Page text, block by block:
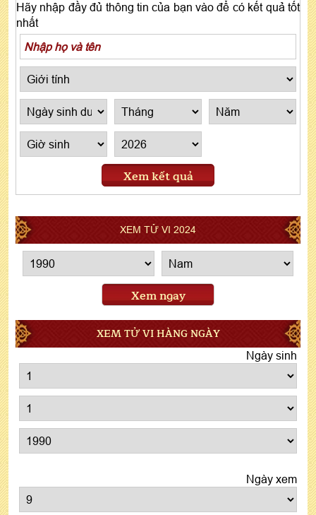
Hãy nhập đầy đủ thông tin của bạn vào để có kết quả tốt
nhất
Xem kết quả
XEM TỬ VI 2024
Xem ngay
XEM TỬ VI HÀNG NGÀY
Ngày sinh
Ngày xem